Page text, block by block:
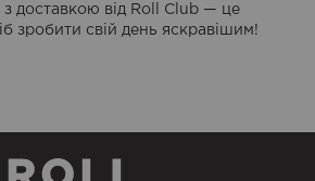
з доставкою від Roll Club — це
зробити свій день яскравішим!